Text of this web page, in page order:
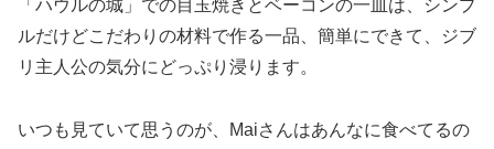
「ハウルの城」での目玉焼きとベーコンの一皿は、シンプ
ルだけどこだわりの材料で作る一品、簡単にできて、ジブ
リ主人公の気分にどっぷり浸ります。
いつも見ていて思うのが、Maiさんはあんなに食べてるの